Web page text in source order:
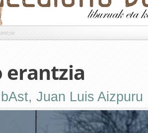
erantzia
bAst, Juan Luis Aizpuru